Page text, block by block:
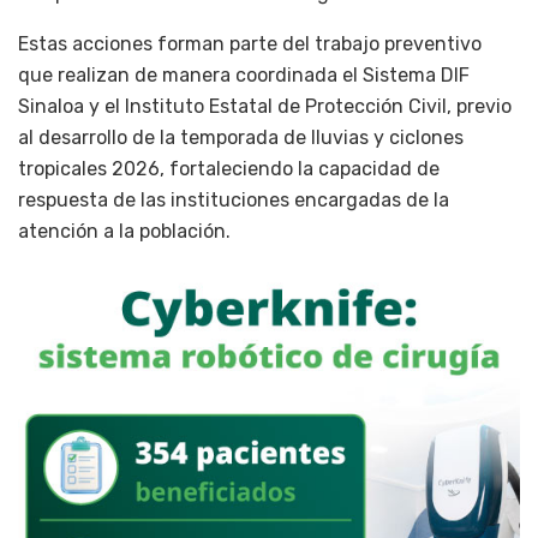
Estas acciones forman parte del trabajo preventivo
que realizan de manera coordinada el Sistema DIF
Sinaloa y el Instituto Estatal de Protección Civil, previo
al desarrollo de la temporada de lluvias y ciclones
tropicales 2026, fortaleciendo la capacidad de
respuesta de las instituciones encargadas de la
atención a la población.